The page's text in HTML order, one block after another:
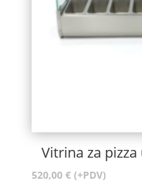
Vitrina za pizza
520,00 € (+PDV)